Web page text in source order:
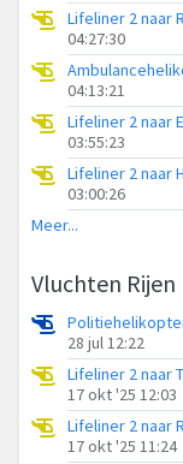
Lifeliner 2 naar
04:27:30
04:13:21
Lifeliner 2 naar
03:55:23
03:00:26
Meer...
Vluchten Rijen
28 jul 12:22
Lifeliner 2 naar
17 okt '25 12:03
Lifeliner 2 naar
17 okt '25 11:24